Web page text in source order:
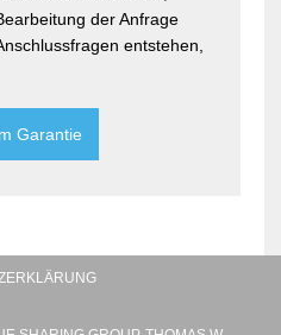
der Anfrage
entstehen,